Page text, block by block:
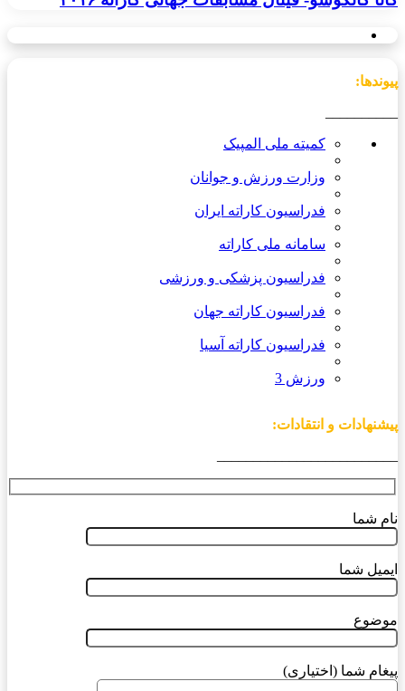
پیوندها:
کمیته ملی المپیک
وزارت ورزش و جوانان
فدراسیون کاراته ایران
سامانه ملی کاراته
فدراسیون پزشکی و ورزشی
فدراسیون کاراته جهان
فدراسیون کاراته آسیا
ورزش 3
پیشنهادات و انتقادات:
نام شما
ایمیل شما
موضوع
پیغام شما (اختیاری)